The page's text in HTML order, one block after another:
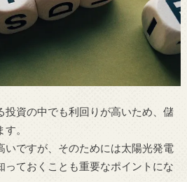
投資の中でも利回りが高いため、儲
。
いですが、そのためには太陽光発電
っておくことも重要なポイントにな